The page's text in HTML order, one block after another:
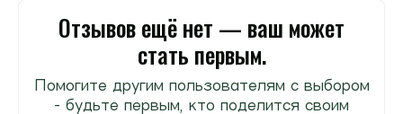
Отзывов ещё нет — ваш может
стать первым.
Помогите другим пользователям с выбором
- будьте первым, кто поделится своим